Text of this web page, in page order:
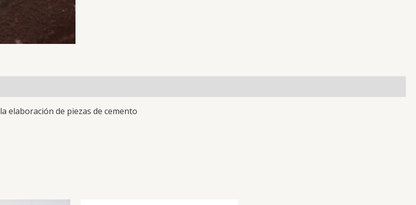
elaboración de piezas de cemento